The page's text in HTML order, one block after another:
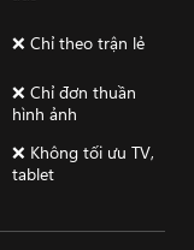
❌ Chỉ theo trận lẻ
❌ Chỉ đơn thuần
hình ảnh
❌ Không tối ưu TV,
tablet